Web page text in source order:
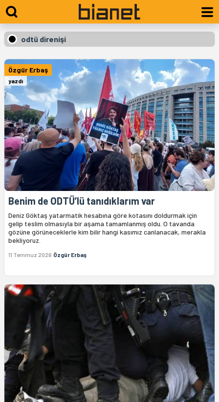
odtü direnişi
Özgür Erbaş
yazdı
Benim de ODTÜ’lü tanıdıklarım var
Deniz Göktaş yatarmatik hesabına göre kotasını doldurmak için
gelip teslim olmasıyla bir aşama tamamlanmış oldu. O tavanda
gözüne görüneceklerle kim bilir hangi kasımız canlanacak, merakla
bekliyoruz.
11 Temmuz 2026 Özgür Erbaş